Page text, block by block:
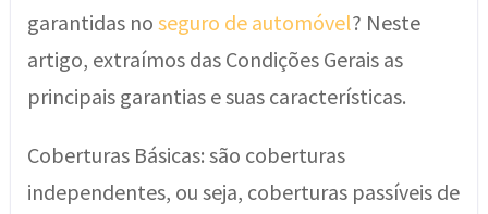
garantidas no seguro de automóvel? Neste
artigo, extraímos das Condições Gerais as
principais garantias e suas características.
Coberturas Básicas: são coberturas
independentes, ou seja, coberturas passíveis de